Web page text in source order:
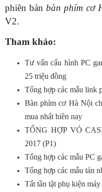
phiên bản bàn phím cơ
V2.
Tham khảo:
Tư vấn cấu hình PC
25 triệu đồng
Tổng hợp các mẫu link
Bàn phím cơ Hà Nội
mua nhất hiên nay
TỔNG HỢP VỎ
2017 (P1)
Tổng hợp các mẫu PC
Tổng hợp các mẫu tản
Tất tần tật phụ kiện